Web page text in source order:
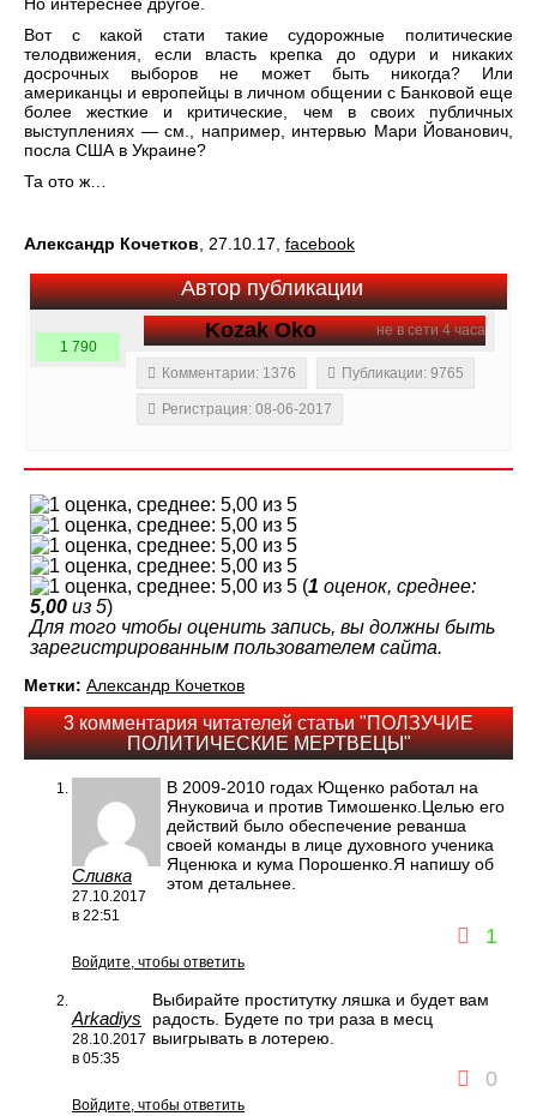
Но интереснее другое.
Вот с какой стати такие судорожные политические
телодвижения, если власть крепка до одури и никаких
досрочных выборов не может быть никогда? Или
американцы и европейцы в личном общении с Банковой еще
более жесткие и критические, чем в своих публичных
выступлениях — см., например, интервью Мари Йованович,
посла США в Украине?
Та ото ж…
Александр Кочетков, 27.10.17, facebook
Автор публикации
не в сети 4 часа
Kozak Oko
1 790
Комментарии: 1376
Публикации: 9765
Регистрация: 08-06-2017
(1 оценок, среднее:
5,00 из 5)
Для того чтобы оценить запись, вы должны быть
зарегистрированным пользователем сайта.
Метки: Александр Кочетков
3 комментария читателей статьи "ПОЛЗУЧИЕ
ПОЛИТИЧЕСКИЕ МЕРТВЕЦЫ"
Сливка
27.10.2017
в 22:51
В 2009-2010 годах Ющенко работал на
Януковича и против Тимошенко.Целью его
действий было обеспечение реванша
своей команды в лице духовного ученика
Яценюка и кума Порошенко.Я напишу об
этом детальнее.
1
Войдите, чтобы ответить
Arkadiys
28.10.2017
в 05:35
Выбирайте проститутку ляшка и будет вам
радость. Будете по три раза в месц
выигрывать в лотерею.
0
Войдите, чтобы ответить